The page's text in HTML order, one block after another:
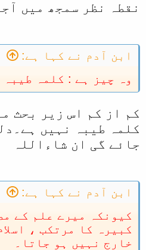
نقطہ نظر سمجھ میں
ابن آدم نے کہا ہے:
وہ چیز ہے : کلمہ طیبہ
کم از کم اس زیر بحث
کلمہ طیبہ نہیں
جائے گی ان شاءاللہ
ابن آدم نے کہا ہے:
کیونکہ میرے علم کے
کبیرہ کا مرتکب ،
خارج نہیں ہو جاتا۔